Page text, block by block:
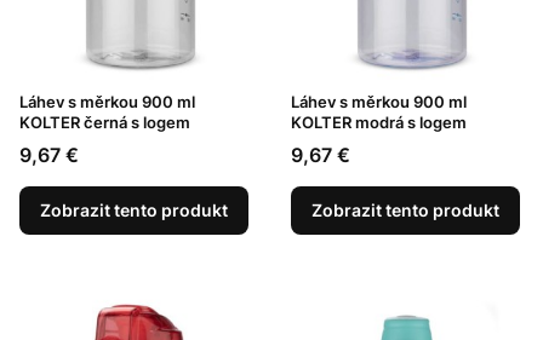
Láhev s měrkou 900 ml
KOLTER černá s logem
Cena
9,67 €
Zobrazit tento produkt
Láhev s měrkou 900 ml
KOLTER modrá s logem
Cena
9,67 €
Zobrazit tento produkt